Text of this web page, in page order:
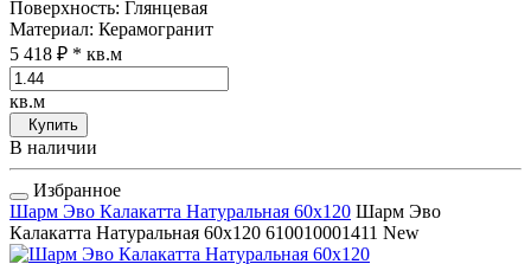
Поверхность: Глянцевая
Материал: Керамогранит
5 418 ₽ * кв.м
кв.м
Купить
В наличии
Избранное
Шарм Эво Калакатта Натуральная 60x120 Шарм Эво
Калакатта Натуральная 60x120 610010001411 New